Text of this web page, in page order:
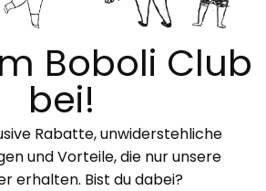
Boboli Club
bei!
Rabatte, unwiderstehliche
und Vorteile, die nur unsere
erhalten. Bist du dabei?